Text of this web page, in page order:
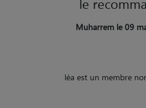
le
Muharrem le 09
léa est un membre